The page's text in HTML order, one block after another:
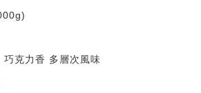
巧克力香 多層次風味